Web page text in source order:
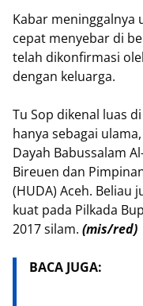
Kabar meninggalnya
cepat menyebar di
telah dikonfirmasi
dengan keluarga.
Tu Sop dikenal luas
hanya sebagai
Dayah Babussalam
Bireuen dan
(HUDA) Aceh. Beliau
kuat pada Pilkada
2017 silam. (mis/red)
BACA JUGA: